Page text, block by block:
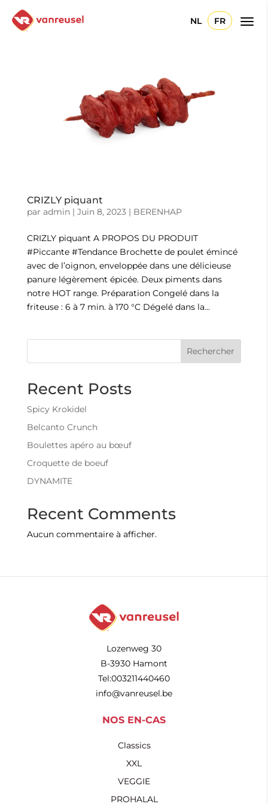
NL FR
CRIZLY piquant
par admin| Juin 8, 2023| BERENHAP
CRIZLY piquant A PROPOS DU PRODUIT
#Piccante #Tendance Brochette de poulet émincé
avec de l’oignon, enveloppée dans une délicieuse
panure légèrement épicée. Deux piments dans
notre HOT range. Préparation Congelé dans la
friteuse : 6 à 7 min. à 170 °C Dégelé dans la...
Rechercher
Recent Posts
Spicy Krokidel
Belcanto Crunch
Boulettes apéro au bœuf
Croquette de boeuf
DYNAMITE
Recent Comments
Aucun commentaire à afficher.
Lozenweg 30
B-3930 Hamont
Tel:003211440460
info@vanreusel.be
NOS EN-CAS
Classics
XXL
VEGGIE
PROHALAL